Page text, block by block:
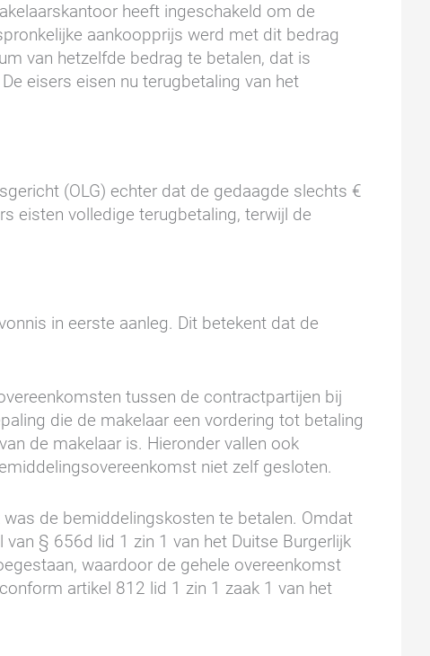
heeft ingeschakeld om de
aankoopprijs werd met dit bedrag
van hetzelfde bedrag te betalen, dat is
eisers eisen nu terugbetaling van het
(OLG) echter dat de gedaagde slechts €
eisten volledige terugbetaling, terwijl de
in eerste aanleg. Dit betekent dat de
tussen de contractpartijen bij
die de makelaar een vordering tot betaling
de makelaar is. Hieronder vallen ook
niet zelf gesloten.
de bemiddelingskosten te betalen. Omdat
§ 656d lid 1 zin 1 van het Duitse Burgerlijk
waardoor de gehele overeenkomst
artikel 812 lid 1 zin 1 zaak 1 van het